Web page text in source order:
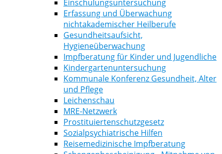
Einschulungsuntersuchung
Erfassung und Überwachung
nichtakademischer Heilberufe
Gesundheitsaufsicht,
Hygieneüberwachung
Impfberatung für Kinder und Jugendliche
Kindergartenuntersuchung
Kommunale Konferenz Gesundheit, Alter
und Pflege
Leichenschau
MRE-Netzwerk
Prostituiertenschutzgesetz
Sozialpsychiatrische Hilfen
Reisemedizinische Impfberatung